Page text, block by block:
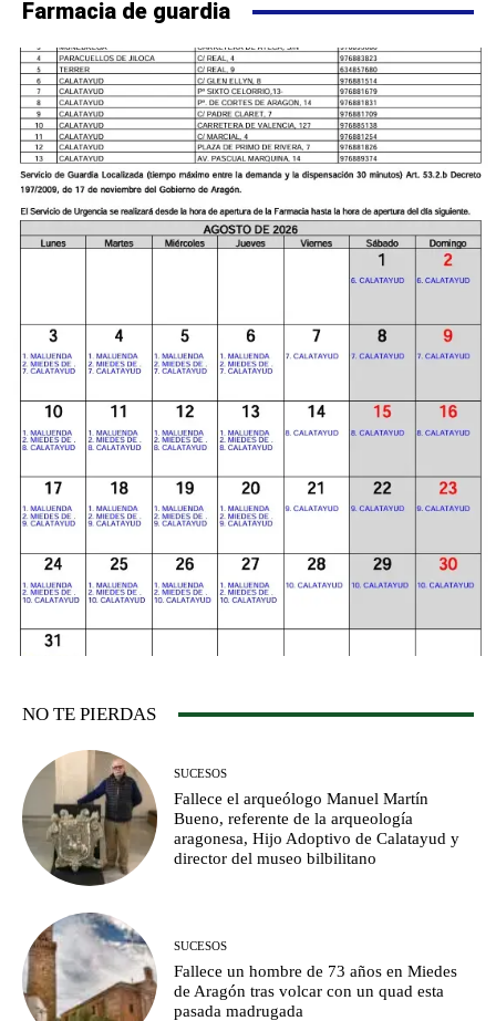
Farmacia de guardia
NO TE PIERDAS
SUCESOS
Fallece el arqueólogo Manuel Martín
Bueno, referente de la arqueología
aragonesa, Hijo Adoptivo de Calatayud y
director del museo bilbilitano
SUCESOS
Fallece un hombre de 73 años en Miedes
de Aragón tras volcar con un quad esta
pasada madrugada